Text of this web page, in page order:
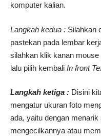
komputer kalian.
Langkah kedua : Silahkan
pastekan pada lembar
silahkan klik kanan mouse
lalu pilih kembali In front
Langkah ketiga : Disini
mengatur ukuran foto
ada, yaitu dengan
mengecilkannya atau